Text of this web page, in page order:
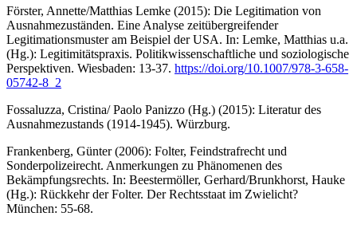
Förster, Annette/Matthias Lemke (2015): Die Legitimation von
Ausnahmezuständen. Eine Analyse zeitübergreifender
Legitimationsmuster am Beispiel der USA. In: Lemke, Matthias u.a.
(Hg.): Legitimitätspraxis. Politikwissenschaftliche und soziologische
Perspektiven. Wiesbaden: 13-37. https://doi.org/10.1007/978-3-658-
05742-8_2
Fossaluzza, Cristina/ Paolo Panizzo (Hg.) (2015): Literatur des
Ausnahmezustands (1914-1945). Würzburg.
Frankenberg, Günter (2006): Folter, Feindstrafrecht und
Sonderpolizeirecht. Anmerkungen zu Phänomenen des
Bekämpfungsrechts. In: Beestermöller, Gerhard/Brunkhorst, Hauke
(Hg.): Rückkehr der Folter. Der Rechtsstaat im Zwielicht?
München: 55-68.